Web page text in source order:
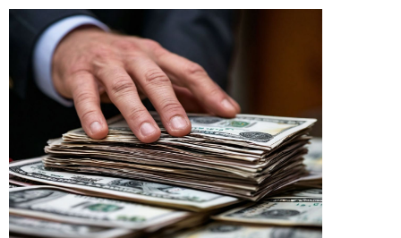
Авторские материалы
Видео
ТОП-100 влиятельных людей — 2025
Телефон редакции:+7 495 727-01-67
Электронные почты редакции:
Информационный отдел
info@business-magazine.online